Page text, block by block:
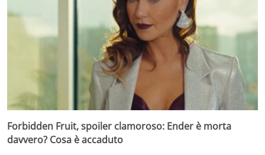
Forbidden Fruit, spoiler clamoroso: Ender è morta
davvero? Cosa è accaduto